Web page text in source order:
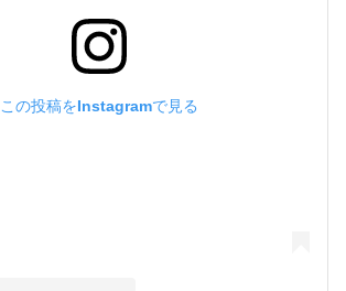
この投稿をInstagramで見る